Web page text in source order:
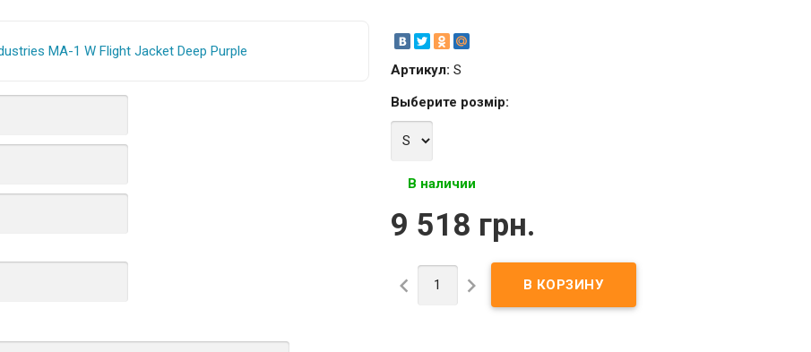
Артикул: S
Выберите розмір:
В наличии
9 518 грн.
 